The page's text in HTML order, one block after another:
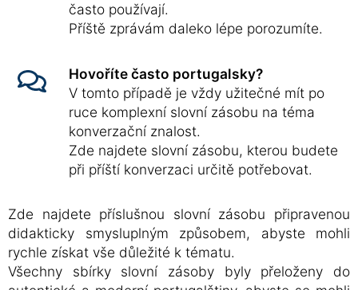
často používají.
Příště zprávám daleko lépe porozumíte.
Hovoříte často portugalsky?
V tomto případě je vždy užitečné mít po
ruce komplexní slovní zásobu na téma
konverzační znalost.
Zde najdete slovní zásobu, kterou budete
při příští konverzaci určitě potřebovat.
Zde najdete příslušnou slovní zásobu připravenou
didakticky smysluplným způsobem, abyste mohli
rychle získat vše důležité k tématu.
Všechny sbírky slovní zásoby byly přeloženy do